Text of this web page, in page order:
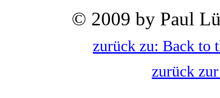
© 2009 by Paul
zurück zu: Back to
zurück